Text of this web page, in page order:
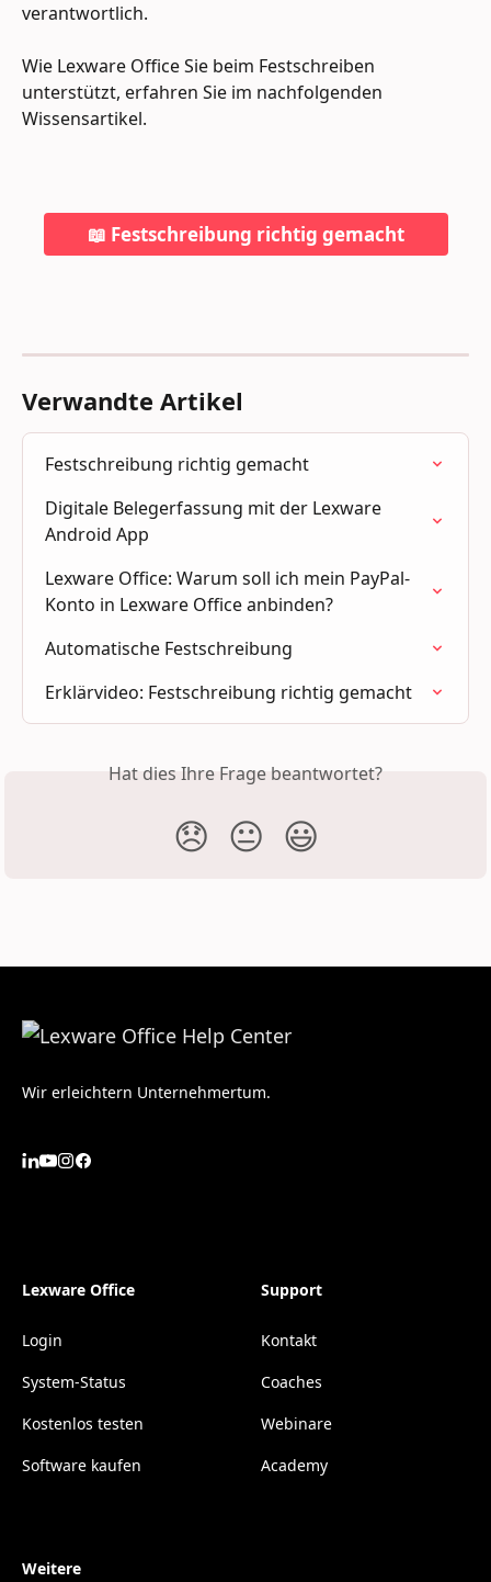
verantwortlich.
Wie Lexware Office Sie beim Festschreiben
unterstützt, erfahren Sie im nachfolgenden
Wissensartikel.
📖 Festschreibung richtig gemacht
Verwandte Artikel
Festschreibung richtig gemacht
Digitale Belegerfassung mit der Lexware
Android App
Lexware Office: Warum soll ich mein PayPal-
Konto in Lexware Office anbinden?
Automatische Festschreibung
Erklärvideo: Festschreibung richtig gemacht
Hat dies Ihre Frage beantwortet?
😞 😐 😃
Wir erleichtern Unternehmertum.
Lexware Office
Login
System-Status
Kostenlos testen
Software kaufen
Support
Kontakt
Coaches
Webinare
Academy
Weitere